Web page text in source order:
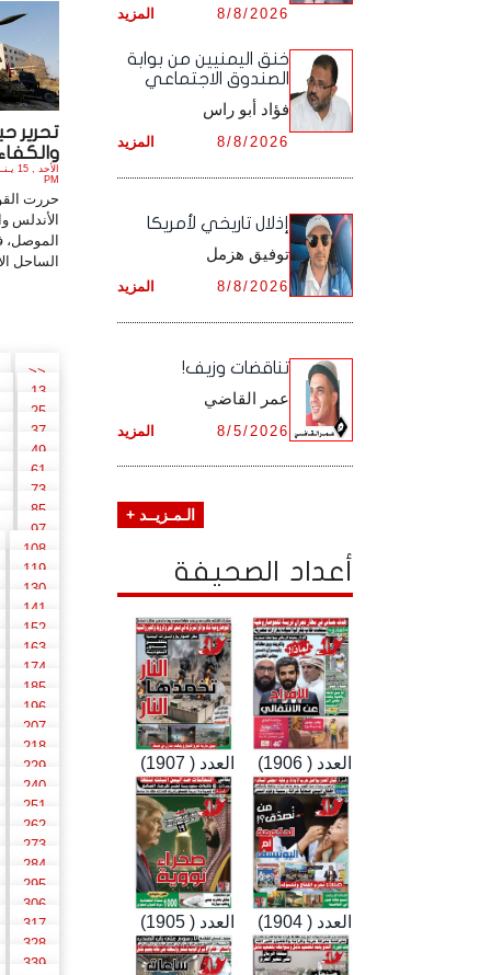
تحرير
PM
حررت
الأندلس
الساحل
<<
13
25
37
49
61
73
85
97
108
119
130
141
152
163
174
185
196
207
218
229
240
251
262
273
284
295
306
317
328
339
أرشيف شهر ديـسـمـبـر ,
المزيد 8/8/2026
خنق اليمنيين من بوابة
الصندوق الاجتماعي
فؤاد أبو راس
المزيد 8/8/2026
إذلال تاريخي لأمريكا
توفيق هزمل
المزيد 8/8/2026
تناقضات وزيف!
عمر القاضي
المزيد 8/5/2026
الـمـزيــد +
أعداد الصحيفة
العدد ( 1907) العدد ( 1906)
العدد ( 1905) العدد ( 1904)